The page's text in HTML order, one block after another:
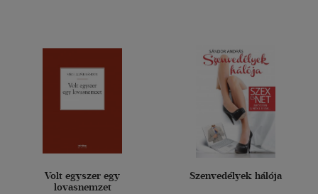
Volt egyszer egy
lovasnemzet
Szenvedélyek hálója